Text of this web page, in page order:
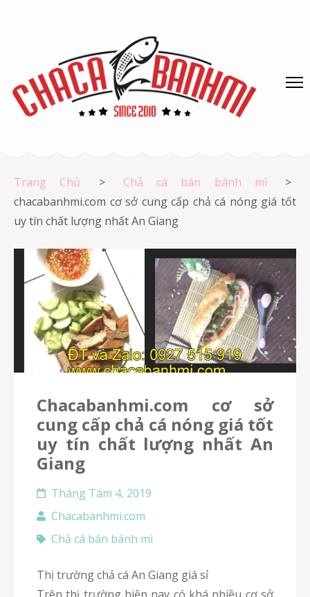
Enter)
Trang Chủ > Chả cá bán bánh mì
>
chacabanhmi.com cơ sở cung cấp chả cá nóng giá tốt
uy tín chất lượng nhất An Giang
chacabanhmi.com cơ sở
cung cấp chả cá nóng giá tốt
uy tín chất lượng nhất An
Giang
Tháng Tám 4, 2019
Chacabanhmi.com
Chả cá bán bánh mì
Thị trường chả cá An Giang giá sỉ